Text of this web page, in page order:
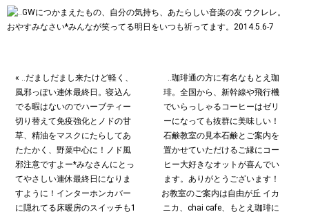
« ‥だましだまし来たけど軽く、
風邪っぽい連休最終日。寝込ん
でる暇はないのでハーブティー
切り替えて免疫強化とノドの甘
草、精油をマスクにたらしてあ
たたかく、野菜中心に！ノド風
邪注意ですよー*みなさんにとっ
てやさしい連休最終日になりま
すように！インターホンカバー
に隠れてる床暖房のスイッチも1
‥珈琲通の方に有名なもとえ珈
琲。全国から、新幹線や飛行機
でいらっしゃるコーヒーはゼリ
ーになっても抜群に美味しい！
石鹸教室の見本石鹸とご案内を
置かせていただけるご縁にコー
ヒー大好きなオットが喜んでい
ます。ありがとうございます！
お教室のご案内は自由が丘 イカ
ニカ、chai cafe、もとえ珈琲に